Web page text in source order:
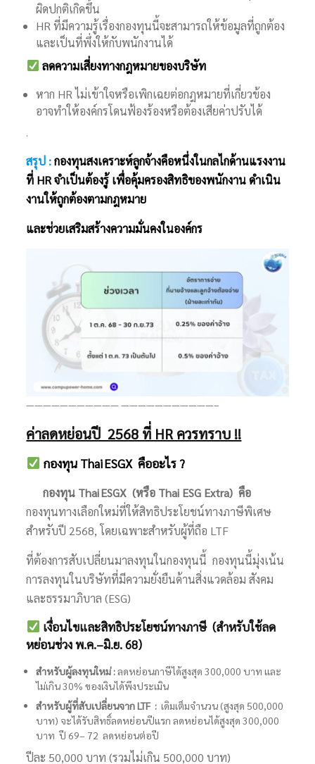
ผิดปกติเกิดขึ้น
HR ที่มีความรู้เรื่องกองทุนนี้จะสามารถให้ข้อมูลที่ถูกต้อง
และเป็นที่พึ่งให้กับพนักงานได้
ลดความเสี่ยงทางกฎหมายของบริษัท
หาก HR ไม่เข้าใจหรือเพิกเฉยต่อกฎหมายที่เกี่ยวข้อง
อาจทำให้องค์กรโดนฟ้องร้องหรือต้องเสียค่าปรับได้
.
สรุป : กองทุนสงเคราะห์ลูกจ้างคือหนึ่งในกลไกด้านแรงงาน
ที่ HR จำเป็นต้องรู้ เพื่อคุ้มครองสิทธิของพนักงาน ดำเนิน
งานให้ถูกต้องตามกฎหมาย
และช่วยเสริมสร้างความมั่นคงในองค์กร
——————————— ———————————–
ค่าลดหย่อนปี 2568 ที่ HR ควรทราบ !!
กองทุน Thai ESGX คืออะไร ?
กองทุน Thai ESGX (หรือ Thai ESG Extra) คือ
กองทุนทางเลือกใหม่ที่ให้สิทธิประโยชน์ทางภาษีพิเศษ
สำหรับปี 2568, โดยเฉพาะสำหรับผู้ที่ถือ LTF
ที่ต้องการสับเปลี่ยนมาลงทุนในกองทุนนี้ กองทุนนี้มุ่งเน้น
การลงทุนในบริษัทที่มีความยั่งยืนด้านสิ่งแวดล้อม สังคม
และธรรมาภิบาล (ESG)
เงื่อนไขและสิทธิประโยชน์ทางภาษี (สำหรับใช้ลด
หย่อนช่วง พ.ค.–มิ.ย. 68)
สำหรับผู้ลงทุนใหม่ :ลดหย่อนภาษีได้สูงสุด 300,000 บาท และ
ไม่เกิน 30% ของเงินได้พึงประเมิน
สำหรับผู้ที่สับเปลี่ยนจาก LTF : เดิมเต็มจำนวน (สูงสุด 500,000
บาท) จะได้รับสิทธิ์ลดหย่อนปีแรก ลดหย่อนได้สูงสุด 300,000
บาท ปี 69– 72 ลดหย่อนต่อปี
ปีละ 50,000 บาท (รวมไม่เกิน 500,000 บาท)